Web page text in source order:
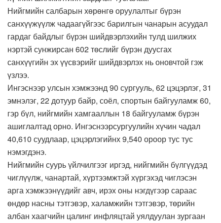
Нийгмийн салбарын хөрөнгө оруулалтыг бүрэн
санхүүжүүлж чадаагүйгээс барилгын чанарын асуудал
гардаг байдлыг бүрэн шийдвэрлэхийн тулд шилжих
нэртэй сунжирсан 602 төслийг бүрэн дуусгах
санхүүгийн эх үүсвэрийг шийдвэрлэх нь оновчтой гэж
үзлээ.
Ингэснээр улсын хэмжээнд 90 сургууль, 62 цэцэрлэг, 31
эмнэлэг, 22 дотуур байр, соёл, спортын байгууламж 60,
гэр бүл, нийгмийн хамгааллын 18 байгууламж бүрэн
ашиглалтад орно. Ингэснээрсургуулийн хүчин чадал
40,610 суудлаар, цэцэрлэгийнх 9,540 ороор тус тус
нэмэгдэнэ.
Нийгмийн суурь үйлчилгээг иргэд, нийгмийн бүлгүүдэд
чиглүүлж, чанартай, хүртээмжтэй хүргэхэд чиглэсэн
арга хэмжээнүүдийг авч, ирэх оны нэгдүгээр сараас
өндөр насны тэтгэвэр, халамжийн тэтгэвэр, төрийн
албан хаагчийн цалинг инфляцтай уялдуулан зургаан